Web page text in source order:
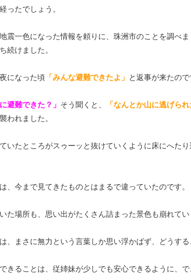
ったでしょう。
震一色になった情報を頼りに、珠洲市のことを調べ
続けました。
になった頃 「みんな避難できたよ」 と返事が来たので
避難できた？」 そう聞くと、 「なんとか山に逃げられ
われました。
いたところがスゥーッと抜けていくように床にへた
、今まで見てきたものとはまるで違っていたのです。
た場所も、思い出がたくさん詰まった景色も崩れてい
、まさに無力という言葉しか思い浮かばず、どうする
きることは、従姉妹が少しでも安心できるように、